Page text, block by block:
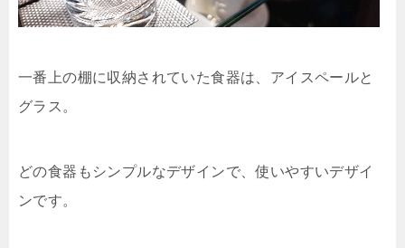
一番上の棚に収納されていた食器は、アイスペールと
グラス。
どの食器もシンプルなデザインで、使いやすいデザイ
ンです。